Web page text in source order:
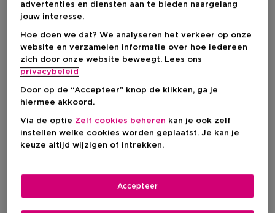
Kies je formaat
75 ML
75 ML
€ 25,75
€ 25,75
advertenties en diensten aan te bieden naargelang
jouw interesse.
Hoe doen we dat? We analyseren het verkeer op onze
website en verzamelen informatie over hoe iedereen
zich door onze website beweegt. Lees ons
privacybeleid
Door op de “Accepteer” knop de klikken, ga je
hiermee akkoord.
Via de optie Zelf cookies beheren kan je ook zelf
instellen welke cookies worden geplaatst. Je kan je
keuze altijd wijzigen of intrekken.
Accepteer